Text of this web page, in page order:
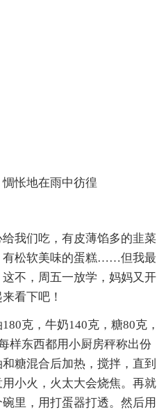
怅地在雨中彷徨
我们吃，有皮薄馅多的韭菜
有松软美味的蛋糕……但我最
不，周五一放学，妈妈又开
看下吧！
克，牛奶140克，糖80克，
样东西都用小厨房秤称出份
糖混合后加热，搅拌，直到
小火，火太大会烧焦。再就
里，用打蛋器打透。然后用